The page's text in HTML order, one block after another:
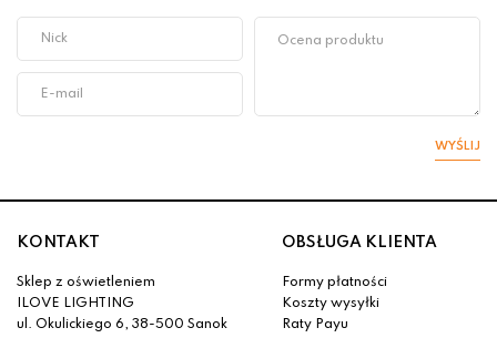
WYŚLIJ
KONTAKT
Sklep z oświetleniem
ILOVE LIGHTING
ul. Okulickiego 6, 38-500 Sanok
OBSŁUGA KLIENTA
Formy płatności
Koszty wysyłki
Raty Payu